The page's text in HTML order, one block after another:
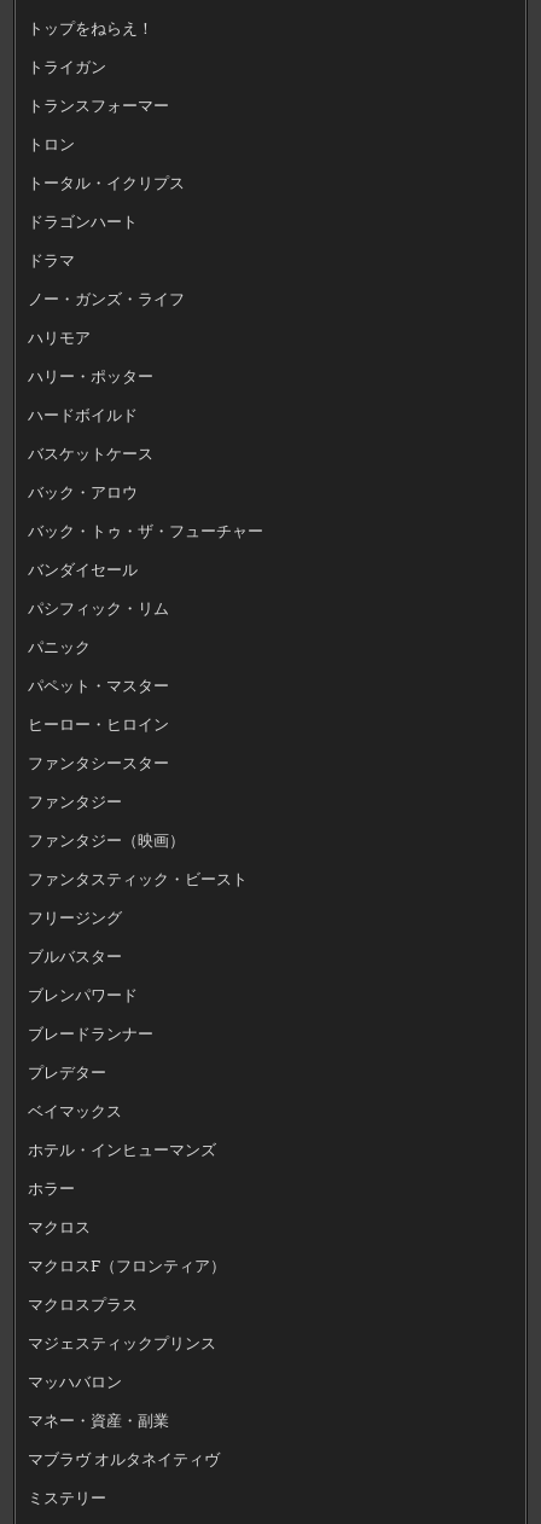
トップをねらえ！
トライガン
トランスフォーマー
トロン
トータル・イクリプス
ドラゴンハート
ドラマ
ノー・ガンズ・ライフ
ハリモア
ハリー・ポッター
ハードボイルド
バスケットケース
バック・アロウ
バック・トゥ・ザ・フューチャー
バンダイセール
パシフィック・リム
パニック
パペット・マスター
ヒーロー・ヒロイン
ファンタシースター
ファンタジー
ファンタジー（映画）
ファンタスティック・ビースト
フリージング
ブルバスター
ブレンパワード
ブレードランナー
プレデター
ベイマックス
ホテル・インヒューマンズ
ホラー
マクロス
マクロスF（フロンティア）
マクロスプラス
マジェスティックプリンス
マッハバロン
マネー・資産・副業
マブラヴ オルタネイティヴ
ミステリー